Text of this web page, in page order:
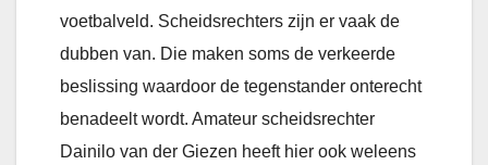
voetbalveld. Scheidsrechters zijn er vaak de
dubben van. Die maken soms de verkeerde
beslissing waardoor de tegenstander onterecht
benadeelt wordt. Amateur scheidsrechter
Dainilo van der Giezen heeft hier ook weleens